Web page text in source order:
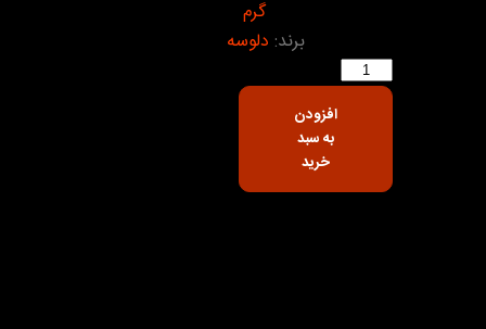
گرم
برند: دلوسه
افزودن
به سبد
خرید